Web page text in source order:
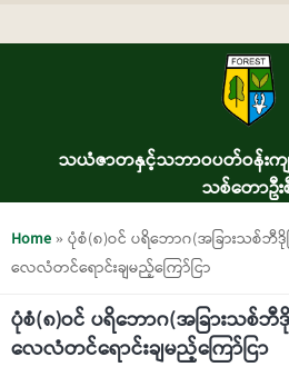
သယံဇာတနှင့်သဘာဝပတ်ဝန်းကျင်
သစ်တောဦး
You are here
Home» ပုံစံ(၈)ဝင် ပရိဘောဂ(အခြားသစ်ဘီဒို
လေလံတင်ရောင်းချမည့်ကြော်ငြာ
ပုံစံ(၈)ဝင် ပရိဘောဂ(အခြားသစ်ဘီ
လေလံတင်ရောင်းချမည့်ကြော်ငြာ